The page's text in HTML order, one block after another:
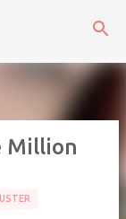
Million